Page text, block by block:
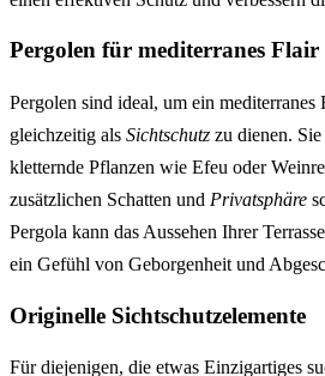
Pergolen für mediterranes Flair
Pergolen sind ideal, um ein mediterranes
gleichzeitig als Sichtschutz zu dienen.
kletternde Pflanzen wie Efeu oder
zusätzlichen Schatten und Privatsphäre
Pergola kann das Aussehen Ihrer
ein Gefühl von Geborgenheit und
Originelle Sichtschutzelemente
Für diejenigen, die etwas Einzigartiges